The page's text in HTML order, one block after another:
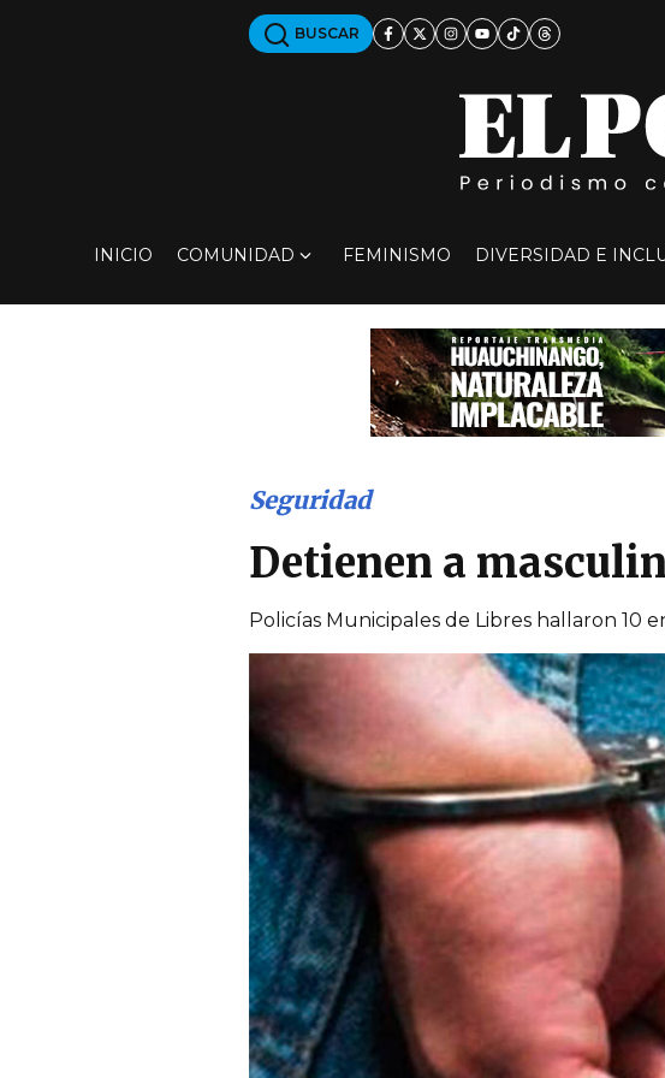
BUSCAR
INICIO COMUNIDAD FEMINISMO DIVERSIDAD E
Seguridad
Detienen a
Policías Municipales de Libres hallaron 10